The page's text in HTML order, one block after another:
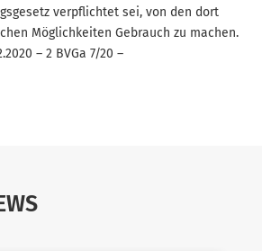
verpflichtet sei, von den dort
Möglichkeiten Gebrauch zu machen.
– 2 BVGa 7/20 –